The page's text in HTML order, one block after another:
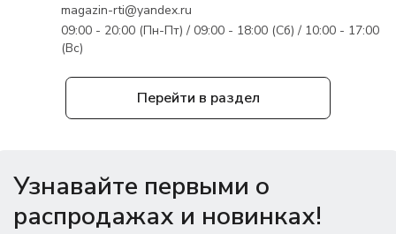
Перейти в раздел
magazin-rti@yandex.ru
09:00 - 20:00 (Пн-Пт) / 09:00 - 18:00 (Сб) / 10:00 - 17:00
(Вс)
Узнавайте первыми о
распродажах и новинках!